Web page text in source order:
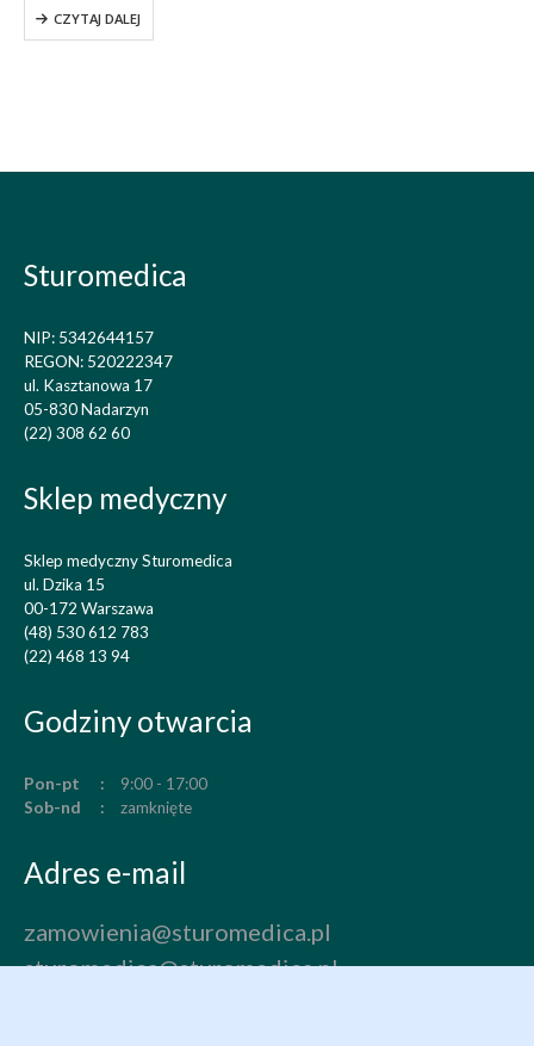
stomijną przeznaczoną dla
osób ze wszystkimi
doskonale nadaje się do
CZYTAJ DALEJ
Sturomedica
NIP: 5342644157
REGON: 520222347
ul. Kasztanowa 17
05-830 Nadarzyn
(22) 308 62 60
Sklep medyczny
Sklep medyczny Sturomedica
ul. Dzika 15
00-172 Warszawa
(48) 530 612 783
(22) 468 13 94
Godziny otwarcia
Pon-pt
9:00 - 17:00
Sob-nd
zamknięte
Adres e-mail
zamowienia@sturomedica.pl
sturomedica@sturomedica.pl